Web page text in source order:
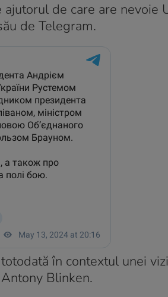
de care are nevoie
de Telegram.
în contextul unei
Blinken.